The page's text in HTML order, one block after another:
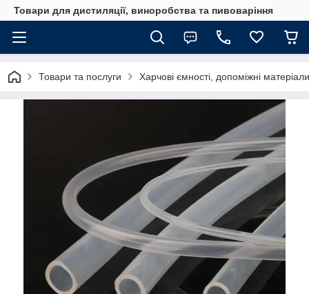
Товари для дистиляції, виноробства та пивоваріння
Товари та послуги Харчові ємності, допоміжні